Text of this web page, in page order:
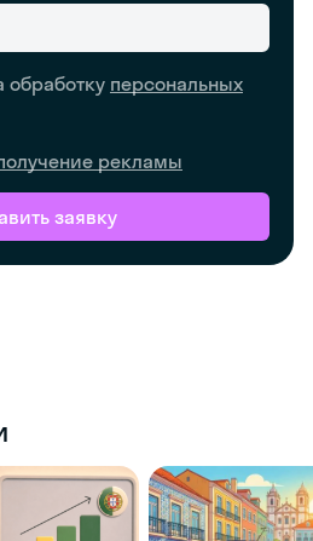
обработку персональных
рекламы
заявку